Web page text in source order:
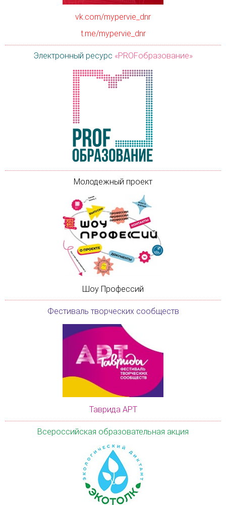
vk.com/mypervie_dnr
t.me/mypervie_dnr
Электронный ресурс «PROFобразование»
Молодежный проект
Шоу Профессий
Фестиваль творческих сообществ
Таврида АРТ
Всероссийская образовательная акция